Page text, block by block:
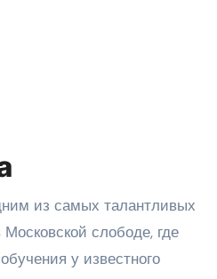
из самых талантливых
слободе, где
у известного